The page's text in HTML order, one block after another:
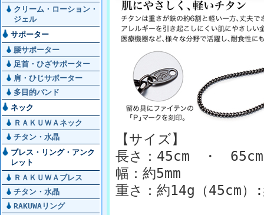
クリーム・ローション・
ジェル
サポーター
腰サポーター
足首・ひざサポーター
肩・ひじサポーター
多目的バンド
ネック
ＲＡＫＵＷＡネック
チタン・水晶
ブレス・リング・アンク
レット
ＲＡＫＵＷＡブレス
チタン・水晶
RAKUWAリング
【サイズ】
長さ：45cm ・
幅：約5mm
重さ：約14g（45cm）